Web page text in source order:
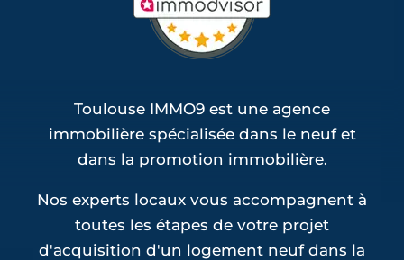
Toulouse IMMO9 est une agence
immobilière spécialisée dans le neuf et
dans la promotion immobilière.
Nos experts locaux vous accompagnent à
toutes les étapes de votre projet
d'acquisition d'un logement neuf dans la